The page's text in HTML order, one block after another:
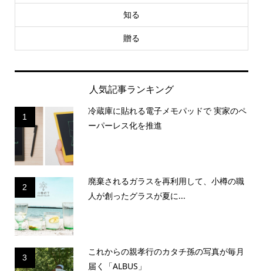
知る
贈る
人気記事ランキング
1
冷蔵庫に貼れる電子メモパッドで 実家のペ
ーパーレス化を推進
2
廃棄されるガラスを再利用して、小樽の職
人が創ったグラスが夏に...
3
これからの親孝行のカタチ孫の写真が毎月
届く「ALBUS」